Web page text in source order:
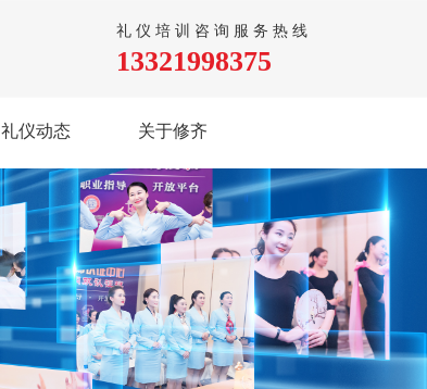
礼仪培训咨询服务热线
13321998375
礼仪动态 关于修齐